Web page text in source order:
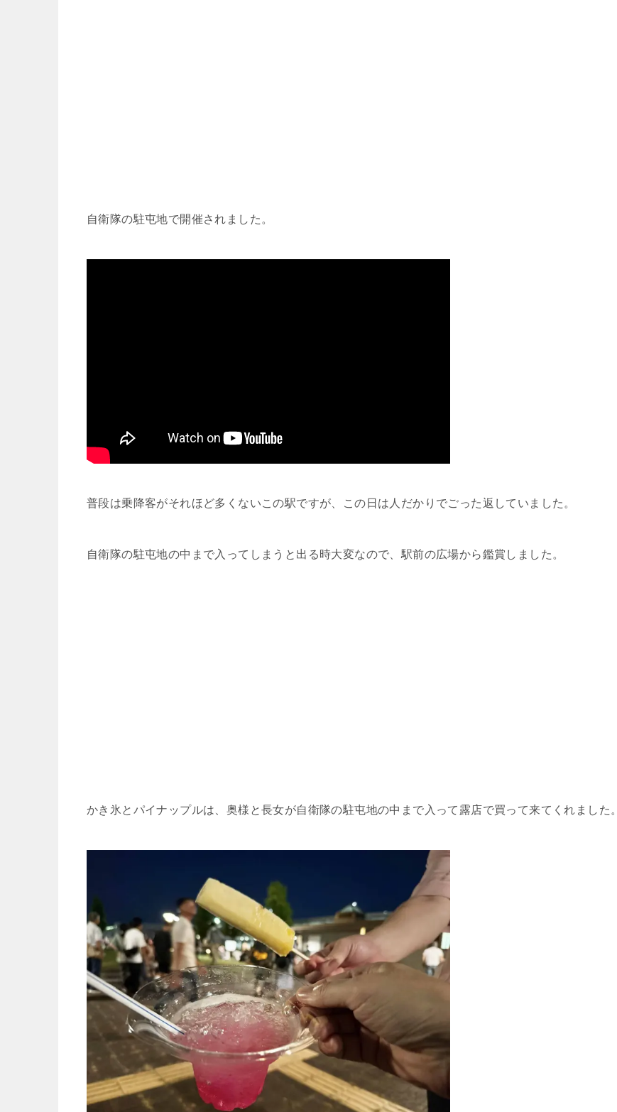
自衛隊の駐屯地で開催されました。
普段は乗降客がそれほど多くないこの駅ですが、この日は人だかりでごった返していました。
自衛隊の駐屯地の中まで入ってしまうと出る時大変なので、駅前の広場から鑑賞しました。
かき氷とパイナップルは、奥様と長女が自衛隊の駐屯地の中まで入って露店で買って来てくれました。